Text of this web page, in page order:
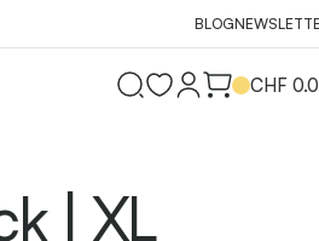
BLOG
CHF
| XL